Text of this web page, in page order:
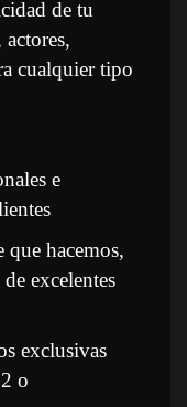
de tu
cualquier tipo
e
que hacemos,
excelentes
exclusivas
o